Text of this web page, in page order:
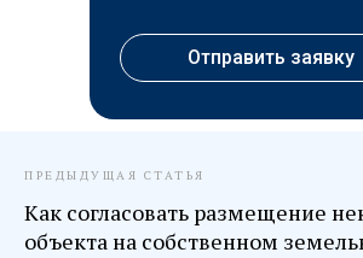
Отправить заявку
ПРЕДЫДУЩАЯ СТАТЬЯ
Как согласовать размещение
объекта на собственном